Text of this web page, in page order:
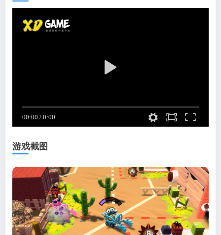
游戏截图